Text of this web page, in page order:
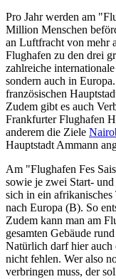
Pro Jahr werden am
Million Menschen
an Luftfracht von mehr
Flughafen zu den drei
zahlreiche
sondern auch in
französischen
Zudem gibt es auch
Frankfurter Flughafen
anderem die Ziele
Hauptstadt Ammann
Am "Flughafen Fes
sowie je zwei Start-
sich in ein
nach Europa (B). So
Zudem kann man am
gesamten Gebäude
Natürlich darf hier
nicht fehlen. Wer also
verbringen muss, der